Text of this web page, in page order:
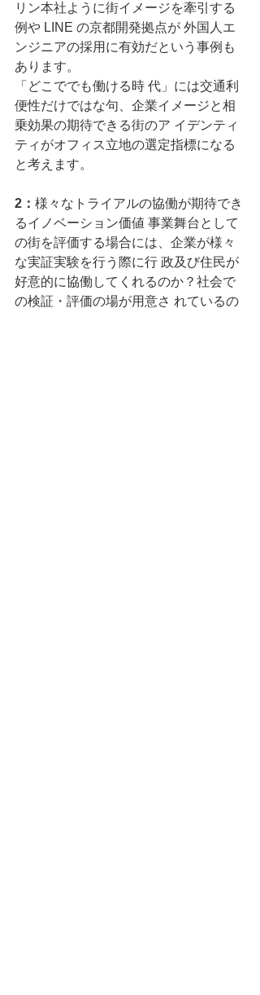
リン本社ように街イメージを牽引する
例や LINE の京都開発拠点が 外国人エ
ンジニアの採用に有効だという事例も
あります。
「どこででも働ける時 代」には交通利
便性だけではな句、企業イメージと相
乗効果の期待できる街のア イデンティ
ティがオフィス立地の選定指標になる
と考えます。
2： 様々なトライアルの協働が期待でき
るイノベーション価値 事業舞台として
の街を評価する場合には、企業が様々
な実証実験を行う際に行 政及び住⺠が
好意的に協働してくれるのか？社会で
の検証・評価の場が用意さ れているの